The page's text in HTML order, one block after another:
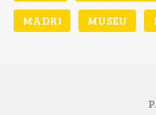
MADRI
MUSEU